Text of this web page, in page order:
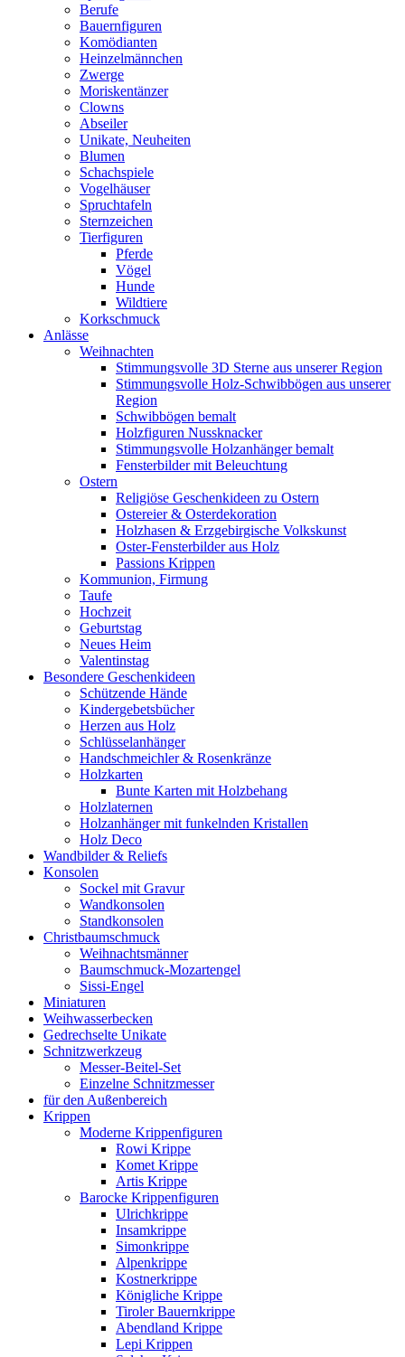
Berufe
Bauernfiguren
Komödianten
Heinzelmännchen
Zwerge
Moriskentänzer
Clowns
Abseiler
Unikate, Neuheiten
Blumen
Schachspiele
Vogelhäuser
Spruchtafeln
Sternzeichen
Tierfiguren
Pferde
Vögel
Hunde
Wildtiere
Korkschmuck
Anlässe
Weihnachten
Stimmungsvolle 3D Sterne aus unserer Region
Stimmungsvolle Holz-Schwibbögen aus unserer
Region
Schwibbögen bemalt
Holzfiguren Nussknacker
Stimmungsvolle Holzanhänger bemalt
Fensterbilder mit Beleuchtung
Ostern
Religiöse Geschenkideen zu Ostern
Ostereier & Osterdekoration
Holzhasen & Erzgebirgische Volkskunst
Oster-Fensterbilder aus Holz
Passions Krippen
Kommunion, Firmung
Taufe
Hochzeit
Geburtstag
Neues Heim
Valentinstag
Besondere Geschenkideen
Schützende Hände
Kindergebetsbücher
Herzen aus Holz
Schlüsselanhänger
Handschmeichler & Rosenkränze
Holzkarten
Bunte Karten mit Holzbehang
Holzlaternen
Holzanhänger mit funkelnden Kristallen
Holz Deco
Wandbilder & Reliefs
Konsolen
Sockel mit Gravur
Wandkonsolen
Standkonsolen
Christbaumschmuck
Weihnachtsmänner
Baumschmuck-Mozartengel
Sissi-Engel
Miniaturen
Weihwasserbecken
Gedrechselte Unikate
Schnitzwerkzeug
Messer-Beitel-Set
Einzelne Schnitzmesser
für den Außenbereich
Krippen
Moderne Krippenfiguren
Rowi Krippe
Komet Krippe
Artis Krippe
Barocke Krippenfiguren
Ulrichkrippe
Insamkrippe
Simonkrippe
Alpenkrippe
Kostnerkrippe
Königliche Krippe
Tiroler Bauernkrippe
Abendland Krippe
Lepi Krippen